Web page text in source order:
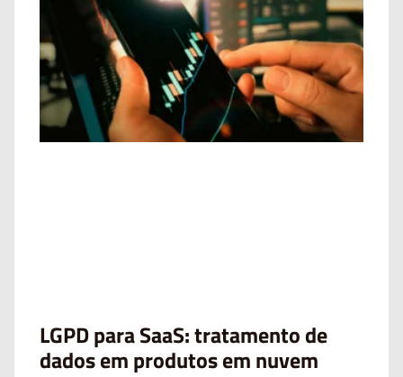
LGPD para SaaS: tratamento de
dados em produtos em nuvem